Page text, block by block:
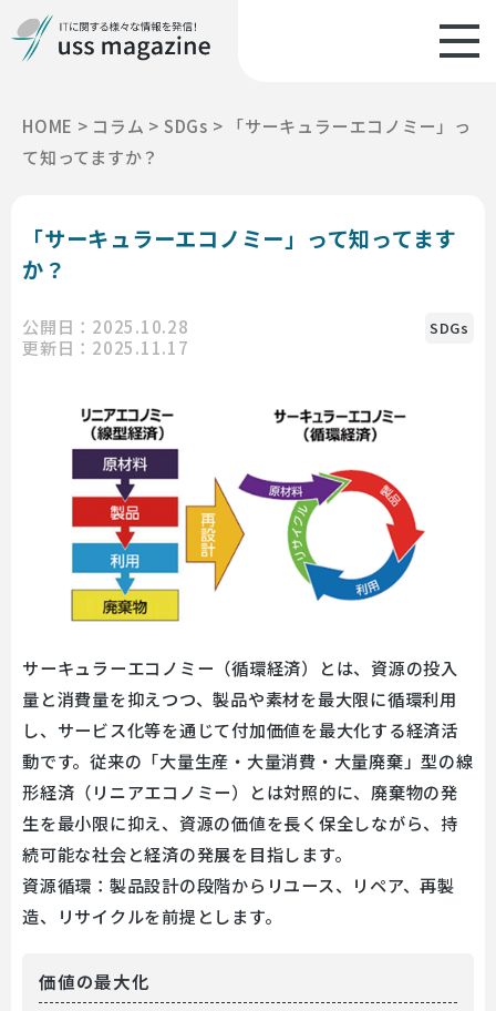
HOME > コラム > SDGs >
「サーキュラーエコノミー」っ
て知ってますか？
「サーキュラーエコノミー」って知ってます
か？
公開日：2025.10.28
更新日：2025.11.17
SDGs
サーキュラーエコノミー（循環経済）とは、資源の投入
量と消費量を抑えつつ、製品や素材を最大限に循環利用
し、サービス化等を通じて付加価値を最大化する経済活
動です。従来の「大量生産・大量消費・大量廃棄」型の線
形経済（リニアエコノミー）とは対照的に、廃棄物の発
生を最小限に抑え、資源の価値を長く保全しながら、持
続可能な社会と経済の発展を目指します。
資源循環：製品設計の段階からリユース、リペア、再製
造、リサイクルを前提とします。
価値の最大化